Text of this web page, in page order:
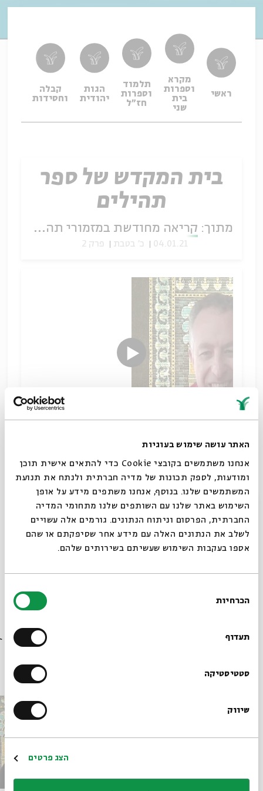
האתר עושה שימוש בעוגיות
אנחנו משתמשים בקובצי Cookie כדי להתאים אישית תוכן
ומודעות, לספק תכונות של מדיה חברתית ולנתח את תנועת
המשתמשים שלנו. בנוסף, אנחנו משתפים מידע על אופן
השימוש באתר שלנו עם השותפים שלנו מתחומי המדיה
החברתית, הפרסום וניתוח הנתונים. גורמים אלה עשויים
לשלב את הנתונים האלה עם מידע אחר שסיפקתם או שהם
אספו בעקבות השימוש שעשיתם בשירותים שלהם.
הסכמה
הכרחיות
תעדוף
סטטיסטיקה
שיווק
הצג פרטים
ראשי
מקרא
וספרות
בית
שני
תלמוד
וספרות
חז"ל
הגות
יהודית
קבלה
וחסידות
בית המקדש של ספר
תהילים
מתוך: קריאה מחודשת במזמורי תהלים
04.01.21 כ' בטבת פרק 2
הכהנים בספר ויקרא העוסקת בפרוצדורה הפולחנית.
בתהילים אנו מוצאים מבט שונה על חוויית המקדש,
חוויית המאמין.
קריאה מחודשת במזמורי תהלים
שיתוף
תגיות: תהילים מקרא וספרות בית שני תפילה ופיוט יונתן בן-דב
סגור